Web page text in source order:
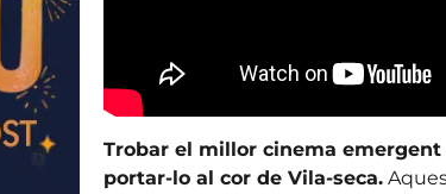
Trobar el millor cinema
portar-lo al cor de Vila-seca.